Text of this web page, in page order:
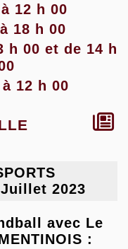
12 h 00
18 h 00
h 00 et de 14 h
12 h 00
Juillet 2023
avec Le
: